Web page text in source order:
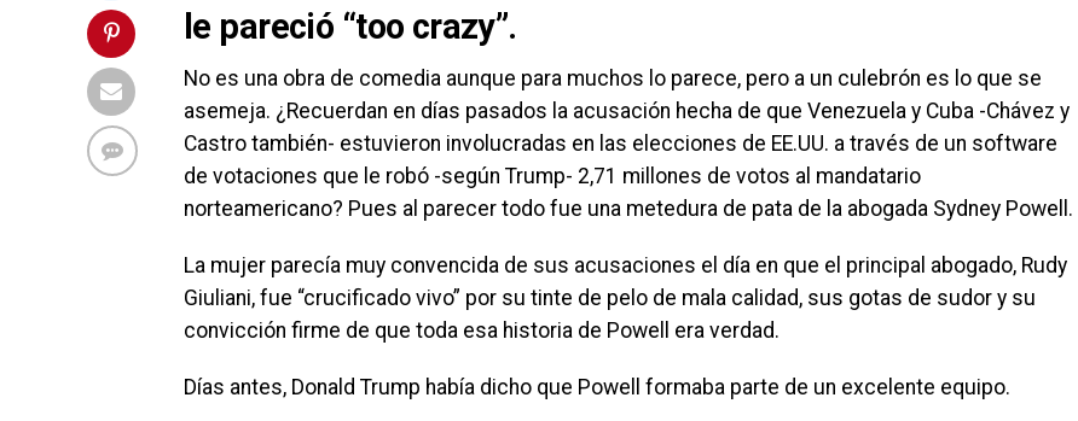
le pareció “too crazy”.
No es una obra de comedia aunque para muchos lo parece, pero a un culebrón es lo que se
asemeja. ¿Recuerdan en días pasados la acusación hecha de que Venezuela y Cuba -Chávez y
Castro también- estuvieron involucradas en las elecciones de EE.UU. a través de un software
de votaciones que le robó -según Trump- 2,71 millones de votos al mandatario
norteamericano? Pues al parecer todo fue una metedura de pata de la abogada Sydney Powell.
La mujer parecía muy convencida de sus acusaciones el día en que el principal abogado, Rudy
Giuliani, fue “crucificado vivo” por su tinte de pelo de mala calidad, sus gotas de sudor y su
convicción firme de que toda esa historia de Powell era verdad.
Días antes, Donald Trump había dicho que Powell formaba parte de un excelente equipo.